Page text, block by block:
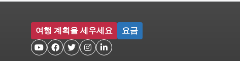
여행 계획을 세우세요 요금
    